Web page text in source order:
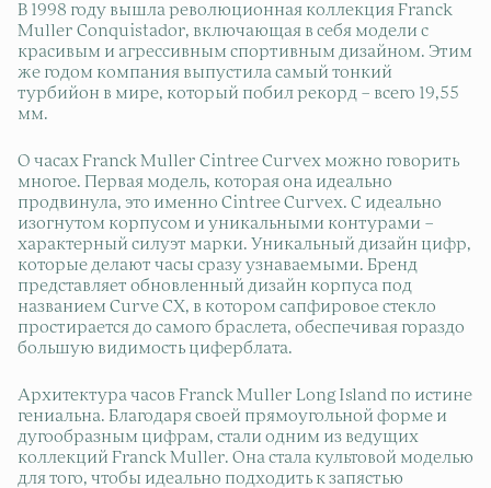
В 1998 году вышла революционная коллекция Franck
Muller Conquistador, включающая в себя модели с
красивым и агрессивным спортивным дизайном. Этим
же годом компания выпустила самый тонкий
турбийон в мире, который побил рекорд – всего 19,55
мм.
О часах Franck Muller Cintree Curvex можно говорить
многое. Первая модель, которая она идеально
продвинула, это именно Cintree Curvex. С идеально
изогнутом корпусом и уникальными контурами –
характерный силуэт марки. Уникальный дизайн цифр,
которые делают часы сразу узнаваемыми. Бренд
представляет обновленный дизайн корпуса под
названием Curve CX, в котором сапфировое стекло
простирается до самого браслета, обеспечивая гораздо
большую видимость циферблата.
Архитектура часов Franck Muller Long Island по истине
гениальна. Благодаря своей прямоугольной форме и
дугообразным цифрам, стали одним из ведущих
коллекций Franck Muller. Она стала культовой моделью
для того, чтобы идеально подходить к запястью